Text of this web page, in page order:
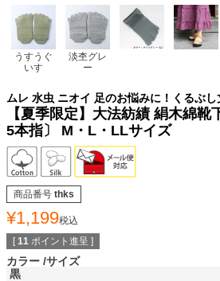
うすうぐ
いす
淡杢グレ
ー
ムレ 水虫 ニオイ 足のお悩みに！くるぶし
【夏季限定】大法紡績 絹木綿靴
5本指〕 M・L・LLサイズ
商品番号 thks
¥1,199税込
[ 11 ポイント進呈 ]
カラー サイズ
黒